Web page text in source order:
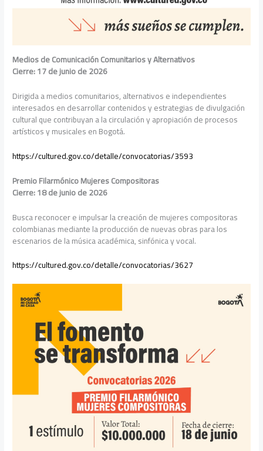
Medios de Comunicación Comunitarios y Alternativos
Cierre: 17 de junio de 2026
Dirigida a medios comunitarios, alternativos e independientes
interesados en desarrollar contenidos y estrategias de divulgación
cultural que contribuyan a la circulación y apropiación de procesos
artísticos y musicales en Bogotá.
https://cultured.gov.co/detalle/convocatorias/3593
Premio Filarmónico Mujeres Compositoras
Cierre: 18 de junio de 2026
Busca reconocer e impulsar la creación de mujeres compositoras
colombianas mediante la producción de nuevas obras para los
escenarios de la música académica, sinfónica y vocal.
https://cultured.gov.co/detalle/convocatorias/3627